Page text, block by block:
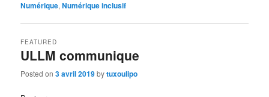
Numérique,Numérique inclusif
ULLM communique
FEATURED
Posted on3 avril 2019bytuxoulipo